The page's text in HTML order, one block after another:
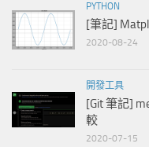
PYTHON
[筆記]
2020-08-24
開發工具
[Git 筆記]
較
2020-07-15